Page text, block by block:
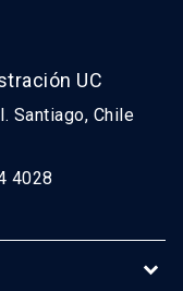
UC
Santiago, Chile
4028